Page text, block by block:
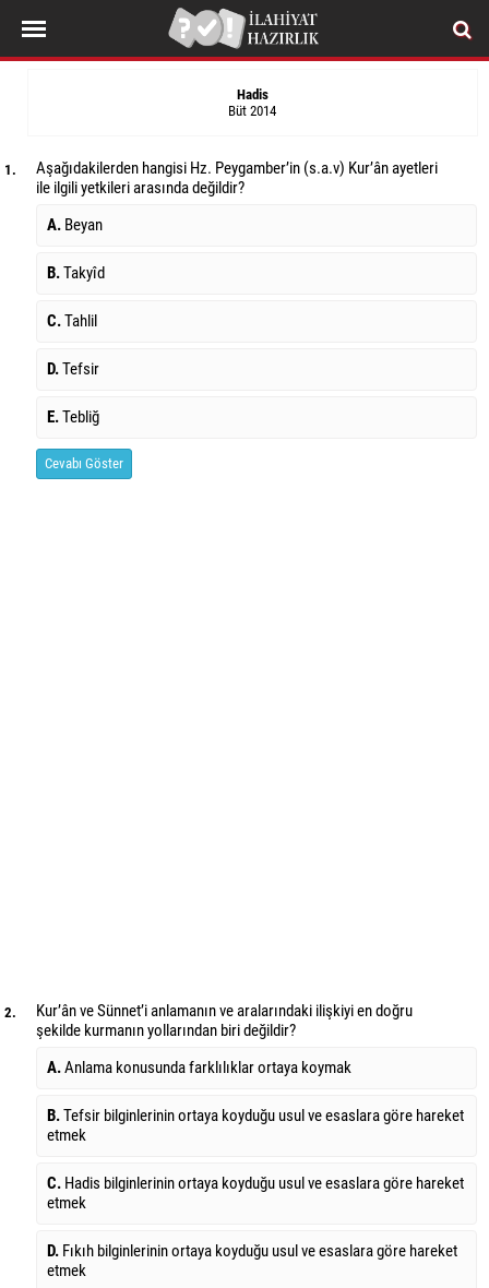
Hadis
Büt 2014
1.
Aşağıdakilerden hangisi Hz. Peygamber’in (s.a.v) Kur’ân ayetleri
ile ilgili yetkileri arasında değildir?
A. Beyan
B.Takyîd
C.Tahlil
D.Tefsir
E.Tebliğ
Cevabı Göster
2.
Kur’ân ve Sünnet’i anlamanın ve aralarındaki ilişkiyi en doğru
şekilde kurmanın yollarından biri değildir?
A.Anlama konusunda farklılıklar ortaya koymak
B.Tefsir bilginlerinin ortaya koyduğu usul ve esaslara göre hareket
etmek
C. Hadis bilginlerinin ortaya koyduğu usul ve esaslara göre hareket
etmek
D. Fıkıh bilginlerinin ortaya koyduğu usul ve esaslara göre hareket
etmek